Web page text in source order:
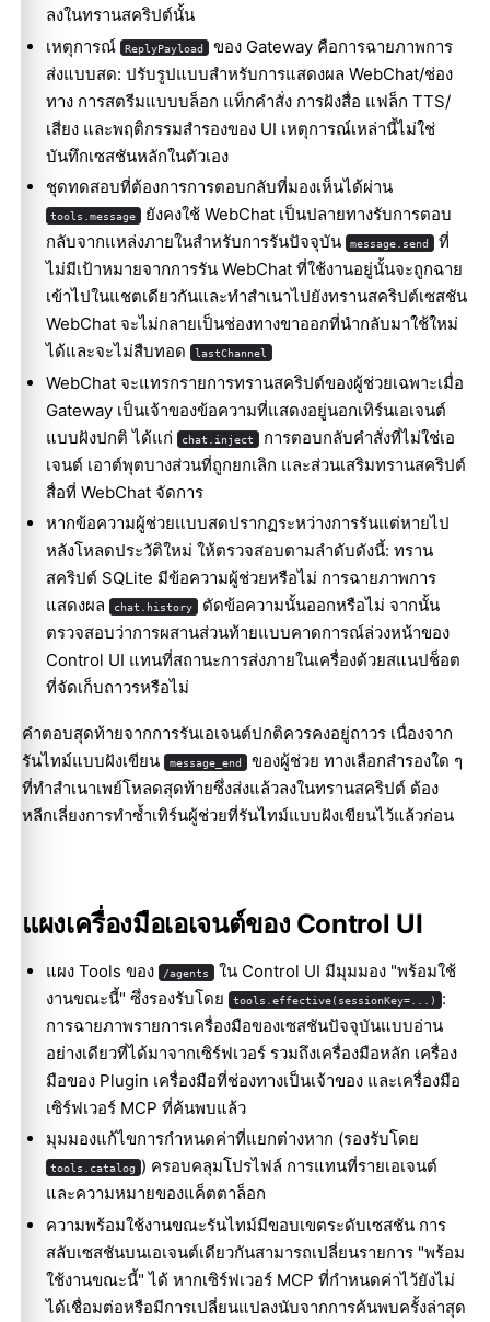
ลงในทรานสคริปต์นั้น
เหตุการณ์
ReplyPayload
ของ Gateway คือการฉายภาพการ
ส่งแบบสด: ปรับรูปแบบสำหรับการแสดงผล WebChat/ช่อง
ทาง การสตรีมแบบบล็อก แท็กคำสั่ง การฝังสื่อ แฟล็ก TTS/
เสียง และพฤติกรรมสำรองของ UI เหตุการณ์เหล่านี้ไม่ใช่
บันทึกเซสชันหลักในตัวเอง
ชุดทดสอบที่ต้องการการตอบกลับที่มองเห็นได้ผ่าน
tools.message
ยังคงใช้ WebChat เป็นปลายทางรับการตอบ
กลับจากแหล่งภายในสำหรับการรันปัจจุบัน
message.send
ที่
ไม่มีเป้าหมายจากการรัน WebChat ที่ใช้งานอยู่นั้นจะถูกฉาย
เข้าไปในแชตเดียวกันและทำสำเนาไปยังทรานสคริปต์เซสชัน
WebChat จะไม่กลายเป็นช่องทางขาออกที่นำกลับมาใช้ใหม่
ได้และจะไม่สืบทอด
lastChannel
WebChat จะแทรกรายการทรานสคริปต์ของผู้ช่วยเฉพาะเมื่อ
Gateway เป็นเจ้าของข้อความที่แสดงอยู่นอกเทิร์นเอเจนต์
แบบฝังปกติ ได้แก่
chat.inject
การตอบกลับคำสั่งที่ไม่ใช่เอ
เจนต์ เอาต์พุตบางส่วนที่ถูกยกเลิก และส่วนเสริมทรานสคริปต์
สื่อที่ WebChat จัดการ
หากข้อความผู้ช่วยแบบสดปรากฏระหว่างการรันแต่หายไป
หลังโหลดประวัติใหม่ ให้ตรวจสอบตามลำดับดังนี้: ทราน
สคริปต์ SQLite มีข้อความผู้ช่วยหรือไม่ การฉายภาพการ
แสดงผล
chat.history
ตัดข้อความนั้นออกหรือไม่ จากนั้น
ตรวจสอบว่าการผสานส่วนท้ายแบบคาดการณ์ล่วงหน้าของ
Control UI แทนที่สถานะการส่งภายในเครื่องด้วยสแนปช็อต
ที่จัดเก็บถาวรหรือไม่
คำตอบสุดท้ายจากการรันเอเจนต์ปกติควรคงอยู่ถาวร เนื่องจาก
รันไทม์แบบฝังเขียน
message_end ของผู้ช่วย ทางเลือกสำรองใด ๆ
ที่ทำสำเนาเพย์โหลดสุดท้ายซึ่งส่งแล้วลงในทรานสคริปต์ ต้อง
หลีกเลี่ยงการทำซ้ำเทิร์นผู้ช่วยที่รันไทม์แบบฝังเขียนไว้แล้วก่อน
แผงเครื่องมือเอเจนต์ของ Control UI
แผง Tools ของ /agents
ใน Control UI มีมุมมอง "พร้อมใช้
งานขณะนี้" ซึ่งรองรับโดย
tools.effective(sessionKey=...)
:
การฉายภาพรายการเครื่องมือของเซสชันปัจจุบันแบบอ่าน
อย่างเดียวที่ได้มาจากเซิร์ฟเวอร์ รวมถึงเครื่องมือหลัก เครื่อง
มือของ Plugin เครื่องมือที่ช่องทางเป็นเจ้าของ และเครื่องมือ
เซิร์ฟเวอร์ MCP ที่ค้นพบแล้ว
มุมมองแก้ไขการกำหนดค่าที่แยกต่างหาก (รองรับโดย
tools.catalog ) ครอบคลุมโปรไฟล์ การแทนที่รายเอเจนต์
และความหมายของแค็ตตาล็อก
ความพร้อมใช้งานขณะรันไทม์มีขอบเขตระดับเซสชัน การ
สลับเซสชันบนเอเจนต์เดียวกันสามารถเปลี่ยนรายการ "พร้อม
ใช้งานขณะนี้" ได้ หากเซิร์ฟเวอร์ MCP ที่กำหนดค่าไว้ยังไม่
ได้เชื่อมต่อหรือมีการเปลี่ยนแปลงนับจากการค้นพบครั้งล่าสุด